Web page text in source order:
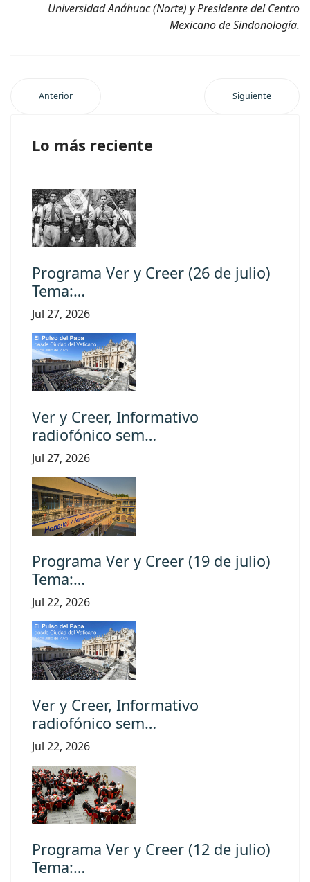
Universidad Anáhuac (Norte) y Presidente del Centro
Mexicano de Sindonología.
Anterior Siguiente
Lo más reciente
Programa Ver y Creer (26 de julio)
Tema:…
Jul 27, 2026
Ver y Creer, Informativo
radiofónico sem…
Jul 27, 2026
Programa Ver y Creer (19 de julio)
Tema:…
Jul 22, 2026
Ver y Creer, Informativo
radiofónico sem…
Jul 22, 2026
Programa Ver y Creer (12 de julio)
Tema:…